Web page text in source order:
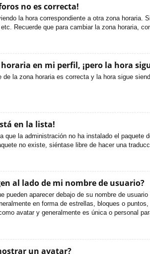
no es correcta!
la hora correspondiente a otra zona
Recuerde que para cambiar la zona horaria,
en mi perfil, ¡pero la hora
de la zona horaria es correcta y la hora sigue
en la lista!
que la administración no ha instalado el
no existe, siéntase libre de hacer una
al lado de mi nombre de usuario?
pueden aparecer debajo de su nombre de
en forma de estrellas, bloques o
avatar y generalmente es única o personal
un avatar?